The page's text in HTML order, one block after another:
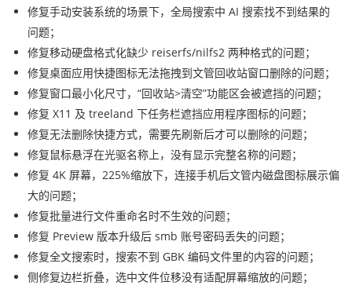
修复手动安装系统的场景下，全局搜索中 AI 搜索找不到结果的
问题；
修复移动硬盘格式化缺少 reiserfs/nilfs2 两种格式的问题；
修复桌面应用快捷图标无法拖拽到文管回收站窗口删除的问题；
修复窗口最小化尺寸，“回收站>清空”功能区会被遮挡的问题；
修复 X11 及 treeland 下任务栏遮挡应用程序图标的问题；
修复无法删除快捷方式，需要先刷新后才可以删除的问题；
修复鼠标悬浮在光驱名称上，没有显示完整名称的问题；
修复 4K 屏幕，225%缩放下，连接手机后文管内磁盘图标展示偏
大的问题；
修复批量进行文件重命名时不生效的问题；
修复 Preview 版本升级后 smb 账号密码丢失的问题；
修复全文搜索时，搜索不到 GBK 编码文件里的内容的问题；
侧修复边栏折叠，选中文件位移没有适配屏幕缩放的问题；